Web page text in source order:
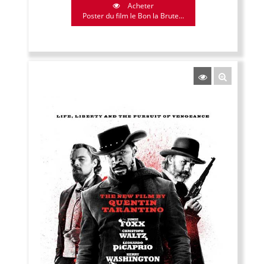
Acheter
Poster du film le Bon la Brute...